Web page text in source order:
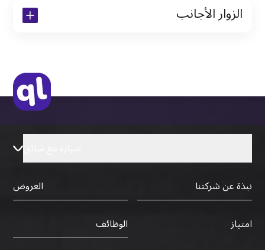
نسخة من تأشيرة الاقامة
الزوار الأجانب
نبذة عن شركتنا
العروض
امتياز
الوظائف